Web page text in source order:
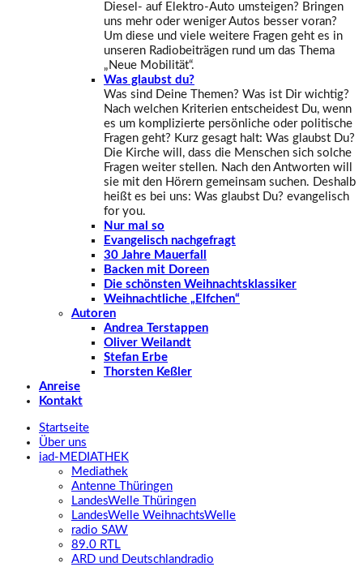
Diesel- auf Elektro-Auto umsteigen? Bringen
uns mehr oder weniger Autos besser voran?
Um diese und viele weitere Fragen geht es in
unseren Radiobeiträgen rund um das Thema
„Neue Mobilität“.
Was glaubst du?
Was sind Deine Themen? Was ist Dir wichtig?
Nach welchen Kriterien entscheidest Du, wenn
es um komplizierte persönliche oder politische
Fragen geht? Kurz gesagt halt: Was glaubst Du?
Die Kirche will, dass die Menschen sich solche
Fragen weiter stellen. Nach den Antworten will
sie mit den Hörern gemeinsam suchen. Deshalb
heißt es bei uns: Was glaubst Du? evangelisch
for you.
Nur mal so
Evangelisch nachgefragt
30 Jahre Mauerfall
Backen mit Doreen
Die schönsten Weihnachtsklassiker
Weihnachtliche „Elfchen“
Autoren
Andrea Terstappen
Oliver Weilandt
Stefan Erbe
Thorsten Keßler
Anreise
Kontakt
Startseite
Über uns
iad-MEDIATHEK
Mediathek
Antenne Thüringen
LandesWelle Thüringen
LandesWelle WeihnachtsWelle
radio SAW
89.0 RTL
ARD und Deutschlandradio